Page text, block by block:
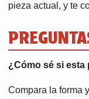
pieza actual, y te
¿Cómo sé si esta
Compara la forma